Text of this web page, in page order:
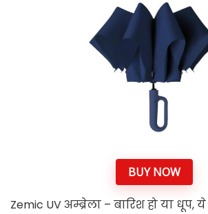
BUY NOW
Zemic UV अम्ब्रेला – बारिश हो या